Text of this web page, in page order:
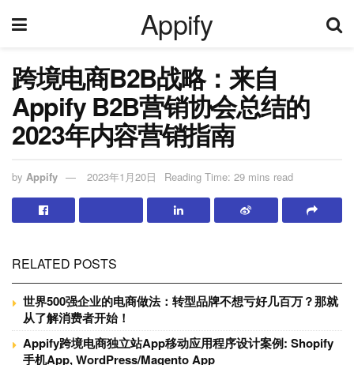
Appify
跨境电商B2B战略：来自
Appify B2B营销协会总结的
2023年内容营销指南
by Appify 2023年1月20日 Reading Time: 29 mins read
RELATED POSTS
世界500强企业的电商做法：转型品牌不想亏好几百万？那就
从了解消费者开始！
Appify跨境电商独立站App移动应用程序设计案例: Shopify
手机App, WordPress/Magento App